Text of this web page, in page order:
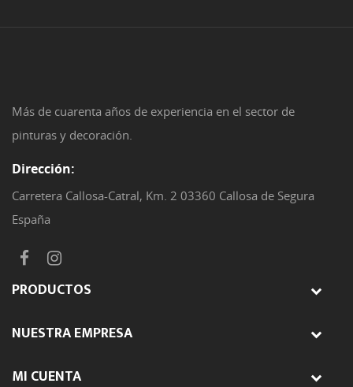
Más de cuarenta años de experiencia en el sector de
pinturas y decoración.
Dirección:
Carretera Callosa-Catral, Km. 2 03360 Callosa de Segura
España
PRODUCTOS
NUESTRA EMPRESA
MI CUENTA